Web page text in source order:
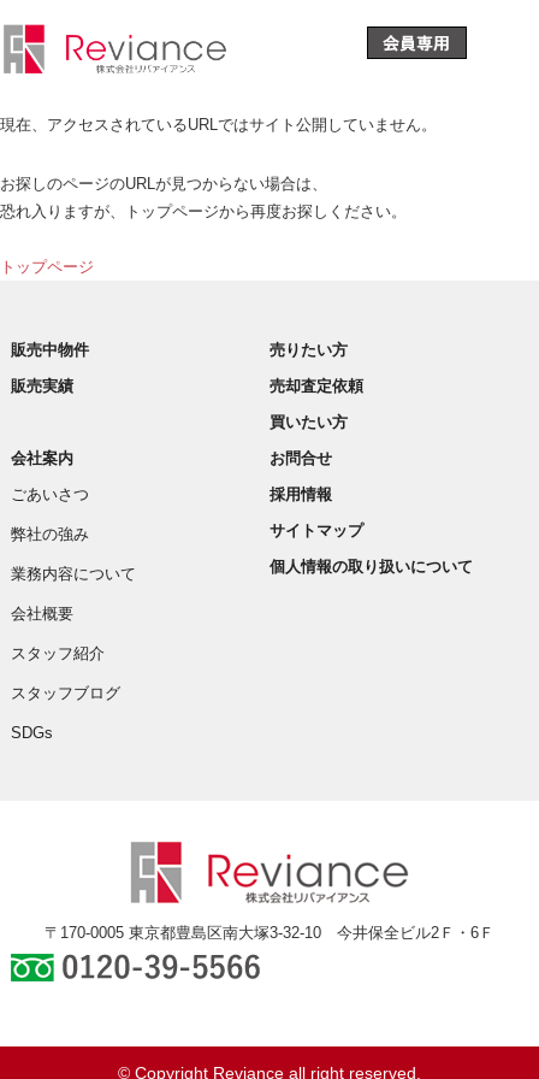
現在、アクセスされているURLではサイト公開していません。
お探しのページのURLが見つからない場合は、
恐れ入りますが、トップページから再度お探しください。
トップページ
販売中物件
販売実績
売りたい方
売却査定依頼
買いたい方
会社案内
ごあいさつ
弊社の強み
業務内容について
会社概要
スタッフ紹介
スタッフブログ
SDGs
お問合せ
採用情報
サイトマップ
個人情報の取り扱いについて
〒170-0005 東京都豊島区南大塚3-32-10 今井保全ビル2Ｆ・6Ｆ
© Copyright Reviance all right reserved.